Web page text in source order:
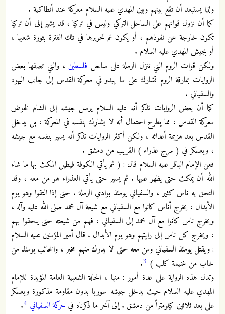
ولذا يستبعد أن تقع بينهم وبين المهدي عليه السلام معركة عند أنطاكية .
كما أن نزول قواتهم على الساحل التركي وليس في تركيا ، قد يشير إلى أن تركيا
تكون خارجة عن نفوذهم ، أو يكون تم تحريرها في تلك الفترة بثورة شعبها ،
أو بجيش المهدي عليه السلام .
ولكن قوات الروم التي تنزل الرملة على ساحل فلسطين، والتي تصفها بعض
الروايات بمارقة الروم تشارك على ما يبدو في معركة القدس إلى جانب اليهود
والسفياني .
كما أن بعض الروايات تذكر أنه عليه السلام يرسل جيشه إلى الشام لخوض
معركة القدس ، مما يطرح احتمال أنه لا يشارك بنفسه في المعركة ، بل يدخل
القدس بعد هزيمة أعدائه ، ولكن أكثر الروايات تذكر أنه يسير بنفسه مع جيشه
، ويعسكر في ( مرج عذراء ) القريب من دمشق .
فعن الإمام الباقر عليه السلام قال : ( ثم يأتي الكوفة فيطيل المكث بها ما شاء
الله أن يمكث حتى يظهر عليها . ثم يسير حتى يأتي العذراء هو من معه ، وقد
التحق به ناس كثير ، والسفياني يومئذ بوادي الرملة . حتى إذا التقوا وهو يوم
الأبدال ، يخرج أناس كانوا مع السفياني مع شيعة آل محمد صلى الله عليه وآله ،
ويخرج ناس كانوا مع آل محمد إلى السفياني ، فهم من شيعته حتى يلحقوا بهم
، ويخرج كل ناس إلى رايتهم وهو يوم الأبدال . قال أمير المؤمنين عليه السلام
: ويقتل يومئذ السفياني ومن معه حتى لا يدرك منهم مخبر ، والخائب يومئذ من
خاب من غنيمة كلب ) 3
.
وتدل هذه الرواية على عدة أمور : منها ، الحالة الشعبية العامة المؤيدة للإمام
المهدي عليه السلام حيث يدخل جيشه سوريا بدون مقاومة مذكورة ويعسكر
على بعد ثلاثين كيلومتراً من دمشق . إلى آخر ما ذكرناه في حركة السفياني 4
.